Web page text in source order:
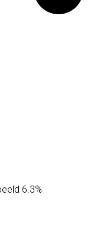
6.3%